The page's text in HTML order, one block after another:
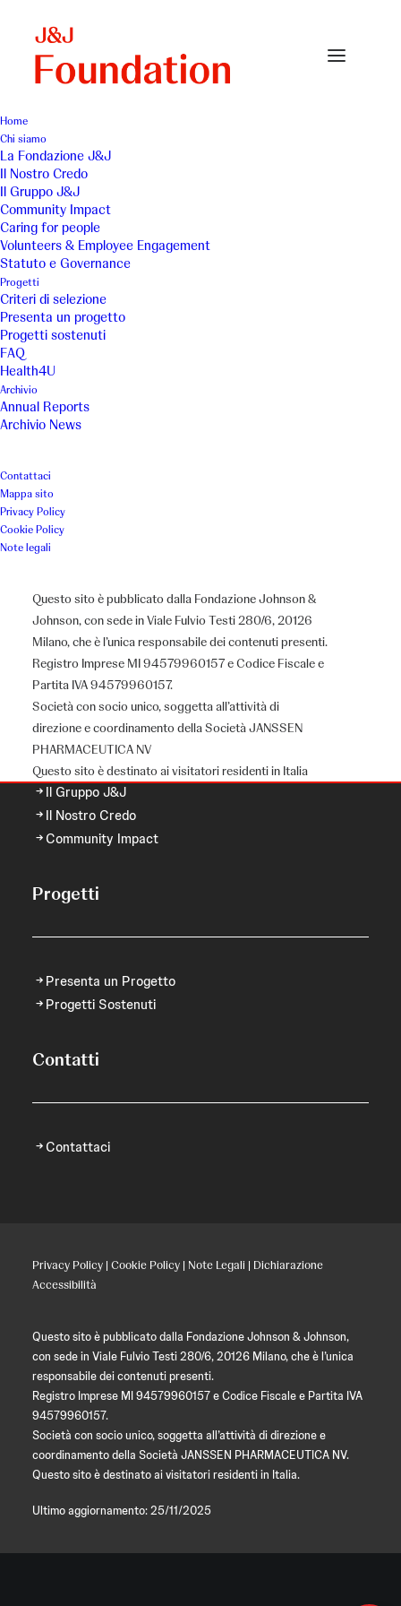
Home
Chi siamo
La Fondazione J&J
Il Nostro Credo
Il Gruppo J&J
Community Impact
Caring for people
Volunteers & Employee Engagement
Statuto e Governance
Progetti
Criteri di selezione
Presenta un progetto
Progetti sostenuti
FAQ
Health4U
Archivio
Annual Reports
Archivio News
Contattaci
Mappa sito
Privacy Policy
Cookie Policy
Note legali
Questo sito è pubblicato dalla Fondazione Johnson &
Johnson, con sede in Viale Fulvio Testi 280/6, 20126
Milano, che è l’unica responsabile dei contenuti presenti.
Registro Imprese MI 94579960157 e Codice Fiscale e
Partita IVA 94579960157.
Società con socio unico, soggetta all’attività di
direzione e coordinamento della Società JANSSEN
PHARMACEUTICA NV
Questo sito è destinato ai visitatori residenti in Italia
Chi siamo
Il Gruppo J&J
Il Nostro Credo
Community Impact
Progetti
Presenta un Progetto
Progetti Sostenuti
Contatti
Contattaci
Privacy Policy | Cookie Policy | Note Legali | Dichiarazione
Accessibilità
Questo sito è pubblicato dalla Fondazione Johnson & Johnson,
con sede in Viale Fulvio Testi 280/6, 20126 Milano, che è l’unica
responsabile dei contenuti presenti.
Registro Imprese MI 94579960157 e Codice Fiscale e Partita IVA
94579960157.
Società con socio unico, soggetta all’attività di direzione e
coordinamento della Società JANSSEN PHARMACEUTICA NV.
Questo sito è destinato ai visitatori residenti in Italia.
Ultimo aggiornamento: 25/11/2025